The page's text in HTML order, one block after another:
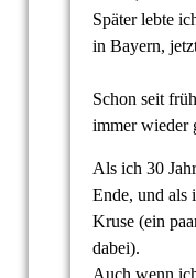
Später lebte
in Bayern,
Schon seit
immer wieder
Als ich 30
Ende, und als
Kruse (ein
dabei).